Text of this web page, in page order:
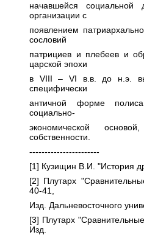
начавшейся
организации с
появлением
сословий
патрициев и плебеев и
царской эпохи
в VIII – VI в.в. до н.э.
специфически
античной форме
социально-
экономической
собственности.
-----------------------
[1] Кузищин В.И. "История
[2] Плутарх
40-41,
Изд. Дальневосточного
[3] Плутарх
Изд.